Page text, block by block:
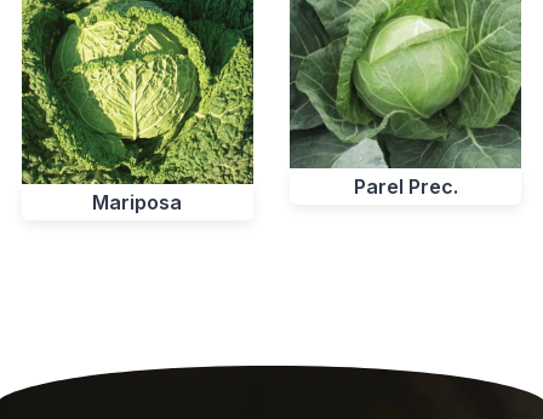
Mariposa
Parel Prec.